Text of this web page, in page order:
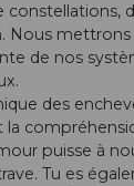
constellations,
Nous
de nos
des
puisse à
Tu es